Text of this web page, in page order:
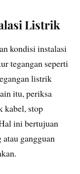
Listrik
kondisi instalasi
tegangan seperti
listrik
itu, periksa
kabel, stop
ini bertujuan
gangguan